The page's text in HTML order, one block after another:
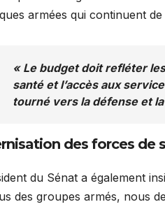
armées qui continuent
« Le budget doit refléter
santé et l’accès aux
tourné vers la défense et
des forces de
du Sénat a également
des groupes armés, nous